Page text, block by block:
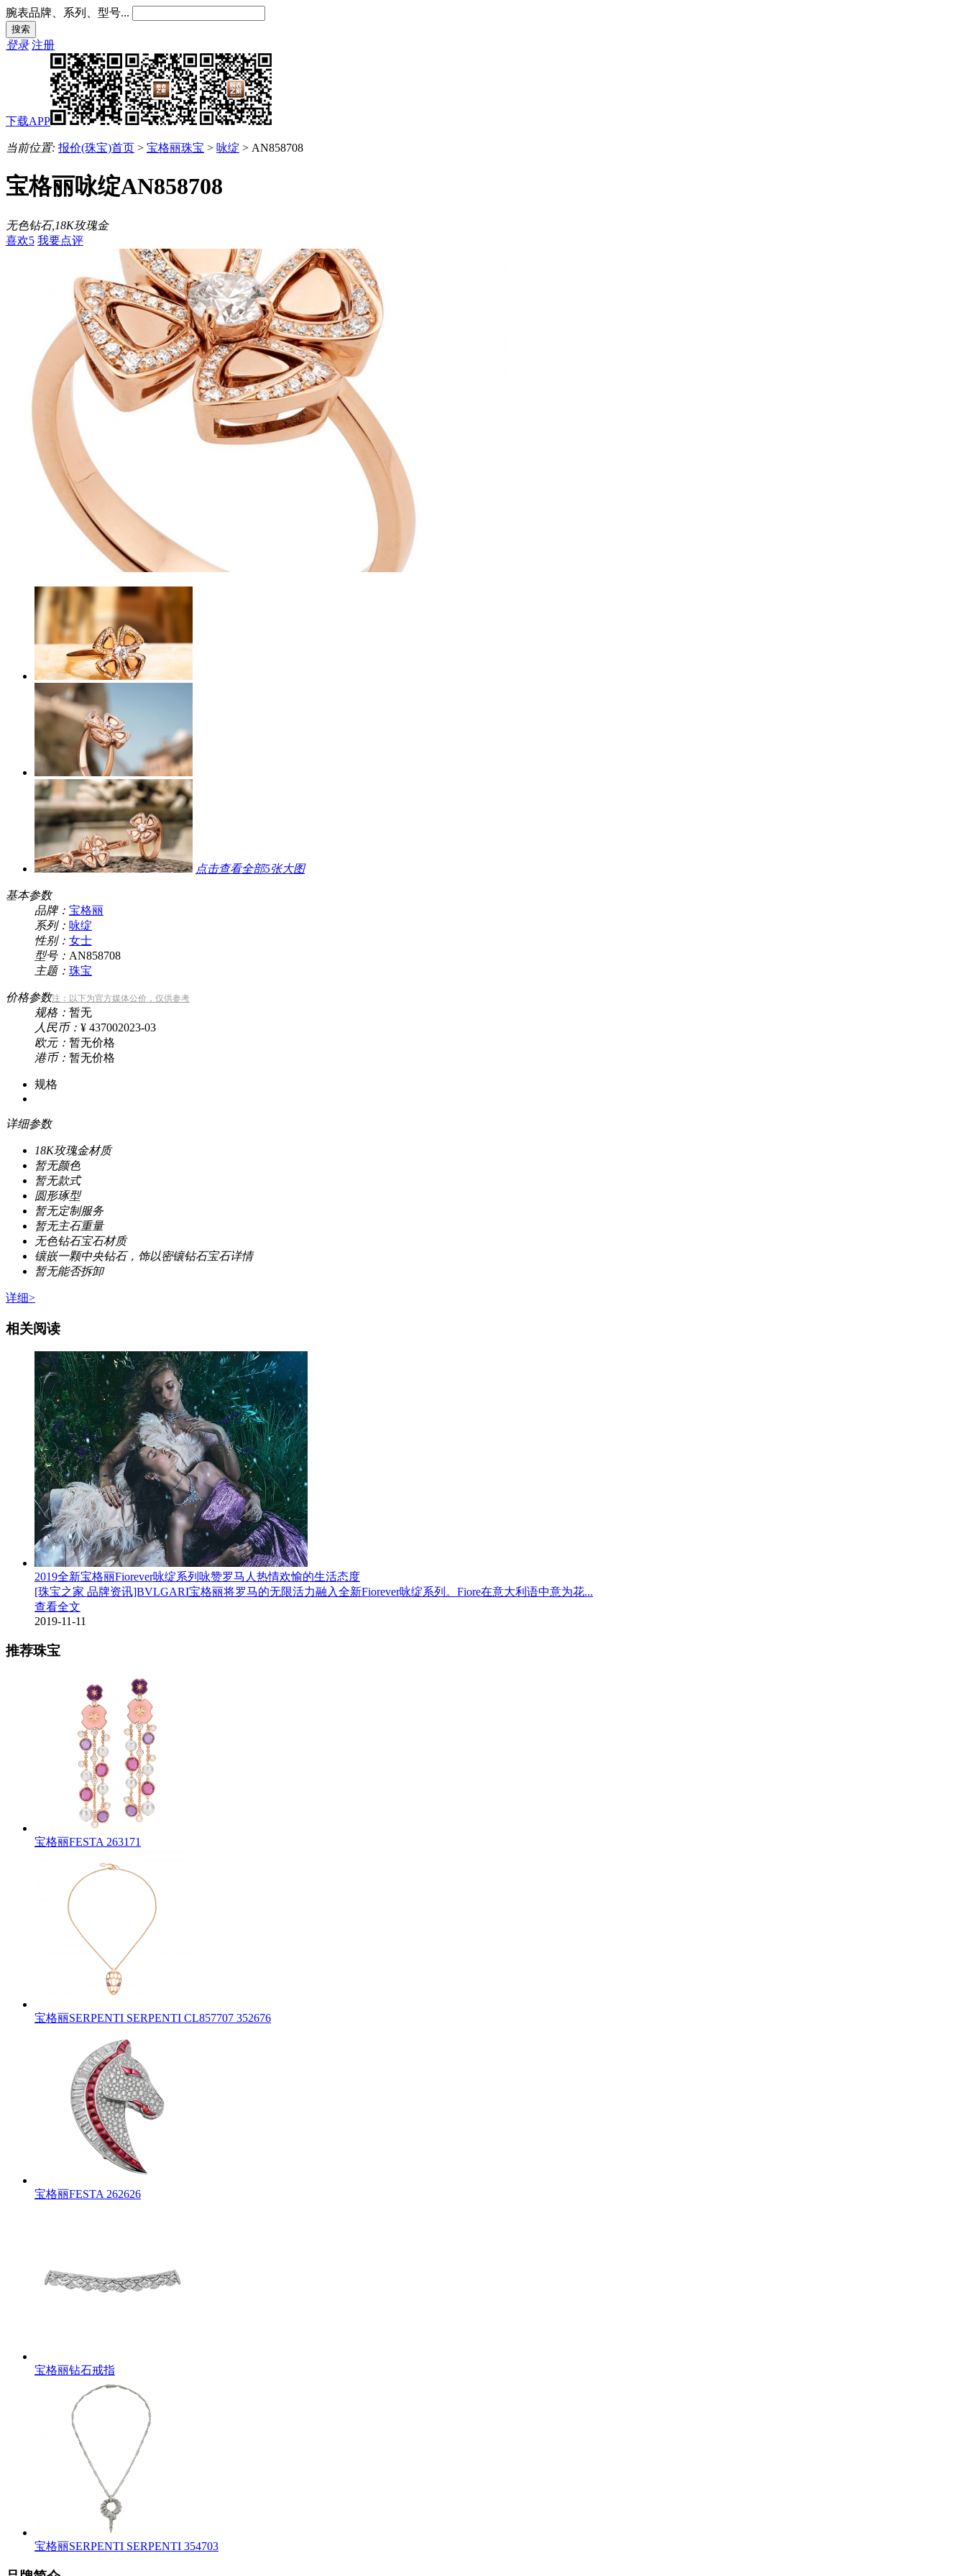
腕表品牌、系列、型号...
登录 注册
下载APP
当前位置: 报价(珠宝)首页 > 宝格丽珠宝 > 咏绽 > AN858708
宝格丽咏绽AN858708
无色钻石,18K玫瑰金
喜欢5 我要点评
点击查看全部5张大图
基本参数
品牌： 宝格丽
系列： 咏绽
性别： 女士
型号： AN858708
主题： 珠宝
价格参数注：以下为官方媒体公价，仅供参考
规格： 暂无
人民币： ¥ 437002023-03
欧元： 暂无价格
港币： 暂无价格
规格
详细参数
18K玫瑰金材质
暂无颜色
暂无款式
圆形琢型
暂无定制服务
暂无主石重量
无色钻石宝石材质
镶嵌一颗中央钻石，饰以密镶钻石宝石详情
暂无能否拆卸
详细>
相关阅读
2019全新宝格丽Fiorever咏绽系列咏赞罗马人热情欢愉的生活态度
[珠宝之家 品牌资讯]BVLGARI宝格丽将罗马的无限活力融入全新Fiorever咏绽系列。Fiore在意大利语中意为花...
查看全文
2019-11-11
推荐珠宝
宝格丽FESTA 263171
宝格丽SERPENTI SERPENTI CL857707 352676
宝格丽FESTA 262626
宝格丽钻石戒指
宝格丽SERPENTI SERPENTI 354703